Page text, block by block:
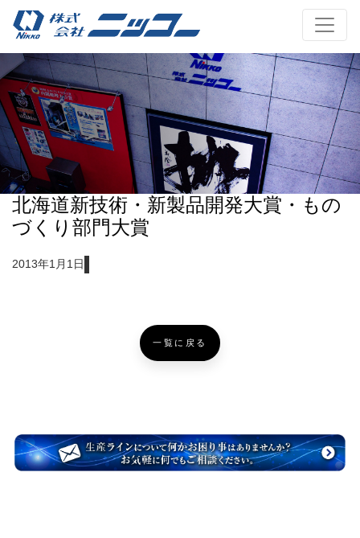
北海道新技術・新製品開発大賞・もの
づくり部門大賞
2013年1月1日
一覧に戻る